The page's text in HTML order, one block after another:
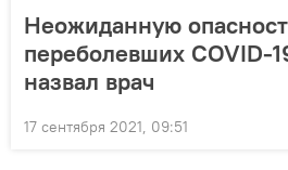
Неожиданную
переболевших COVID-
назвал врач
17 сентября 2021, 09:51